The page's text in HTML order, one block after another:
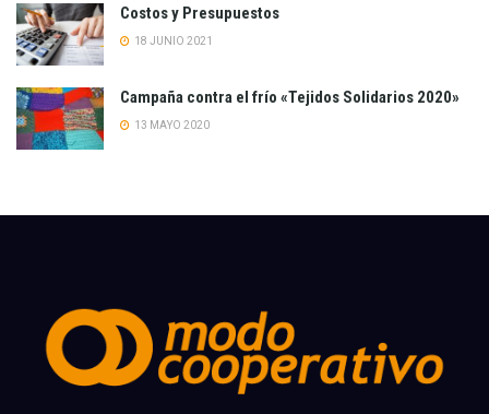
Costos y Presupuestos
18 JUNIO 2021
Campaña contra el frío «Tejidos Solidarios 2020»
13 MAYO 2020